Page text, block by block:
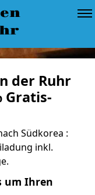
der Ruhr
Gratis-
Südkorea :
inkl.
um Ihren